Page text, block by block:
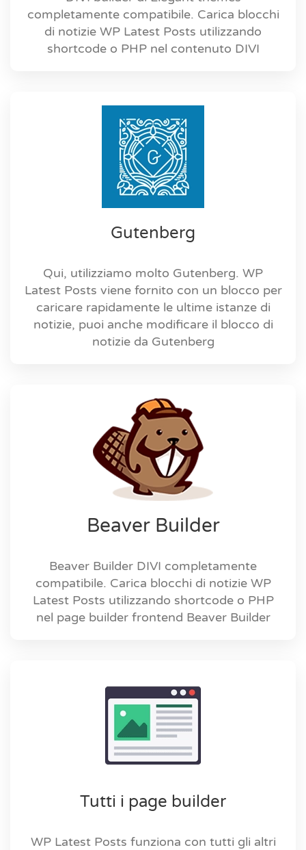
completamente compatibile. Carica blocchi
di notizie WP Latest Posts utilizzando
shortcode o PHP nel contenuto DIVI
Gutenberg
Qui, utilizziamo molto Gutenberg. WP
Latest Posts viene fornito con un blocco per
caricare rapidamente le ultime istanze di
notizie, puoi anche modificare il blocco di
notizie da Gutenberg
Beaver Builder
Beaver Builder DIVI completamente
compatibile. Carica blocchi di notizie WP
Latest Posts utilizzando shortcode o PHP
nel page builder frontend Beaver Builder
Tutti i page builder
WP Latest Posts funziona con tutti gli altri